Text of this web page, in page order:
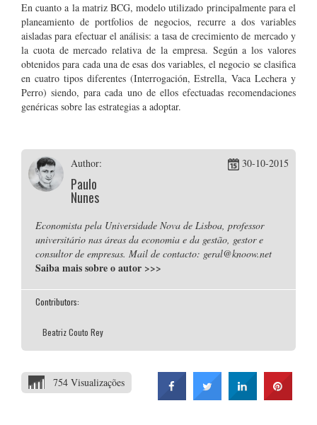
En cuanto a la matriz BCG, modelo utilizado principalmente para el
planeamiento de portfolios de negocios, recurre a dos variables
aisladas para efectuar el análisis: a tasa de crecimiento de mercado y
la cuota de mercado relativa de la empresa. Según a los valores
obtenidos para cada una de esas dos variables, el negocio se clasifica
en cuatro tipos diferentes (Interrogación, Estrella, Vaca Lechera y
Perro) siendo, para cada uno de ellos efectuadas recomendaciones
genéricas sobre las estrategias a adoptar.
Author:
Paulo
Nunes
30-10-2015
Economista pela Universidade Nova de Lisboa, professor
universitário nas áreas da economia e da gestão, gestor e
consultor de empresas. Mail de contacto: geral@knoow.net
Saiba mais sobre o autor >>>
Contributors:
Beatriz Couto Rey
754 Visualizações